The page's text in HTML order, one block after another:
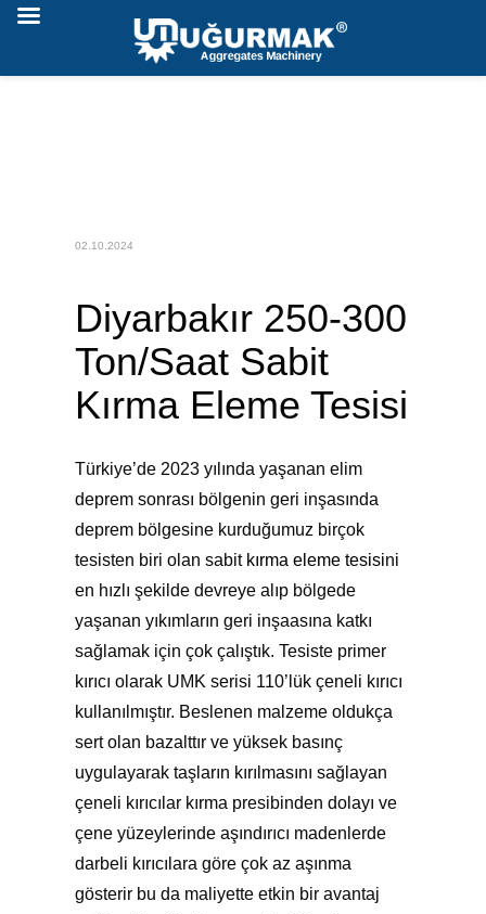
02.10.2024
Diyarbakır 250-300
Ton/Saat Sabit
Kırma Eleme Tesisi
Türkiye’de 2023 yılında yaşanan elim
deprem sonrası bölgenin geri inşasında
deprem bölgesine kurduğumuz birçok
tesisten biri olan sabit kırma eleme tesisini
en hızlı şekilde devreye alıp bölgede
yaşanan yıkımların geri inşaasına katkı
sağlamak için çok çalıştık. Tesiste primer
kırıcı olarak UMK serisi 110’lük çeneli kırıcı
kullanılmıştır. Beslenen malzeme oldukça
sert olan bazalttır ve yüksek basınç
uygulayarak taşların kırılmasını sağlayan
çeneli kırıcılar kırma presibinden dolayı ve
çene yüzeylerinde aşındırıcı madenlerde
darbeli kırıcılara göre çok az aşınma
gösterir bu da maliyette etkin bir avantaj